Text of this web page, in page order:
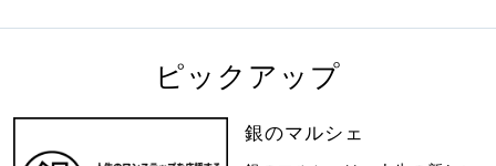
ピックアップ
銀のマルシェ